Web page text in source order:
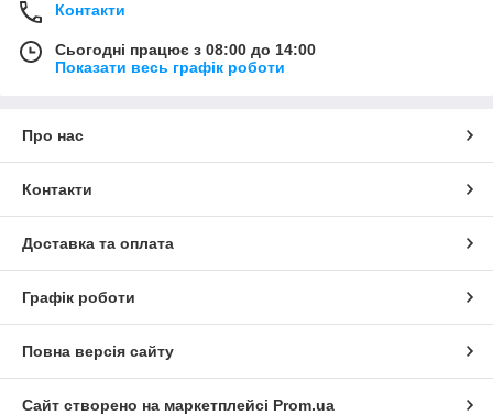
Контакти
Сьогодні працює з 08:00 до 14:00
Показати весь графік роботи
Про нас
Контакти
Доставка та оплата
Графік роботи
Повна версія сайту
Сайт створено на маркетплейсі Prom.ua